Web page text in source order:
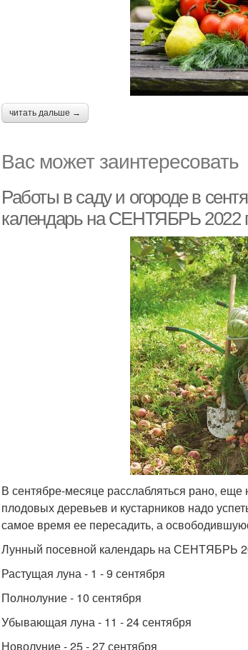
читать дальше →
Вас может заинтересовать
Работы в саду и огороде в
календарь на СЕНТЯБРЬ 2022
В сентябре-месяце расслабляться рано,
плодовых деревьев и кустарников надо
самое время ее пересадить, а
Лунный посевной календарь на СЕНТЯБРЬ
Растущая луна - 1 - 9 сентября
Полнолуние - 10 сентября
Убывающая луна - 11 - 24 сентября
Новолуние - 25 - 27 сентября